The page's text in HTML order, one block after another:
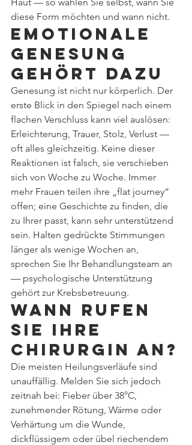
diese Form möchten und wann nicht.
Emotionale
Genesung
gehört dazu
Genesung ist nicht nur körperlich. Der
erste Blick in den Spiegel nach einem
flachen Verschluss kann viel auslösen:
Erleichterung, Trauer, Stolz, Verlust —
oft alles gleichzeitig. Keine dieser
Reaktionen ist falsch, sie verschieben
sich von Woche zu Woche. Immer
mehr Frauen teilen ihre „flat journey“
offen; eine Geschichte zu finden, die
zu Ihrer passt, kann sehr unterstützend
sein. Halten gedrückte Stimmungen
länger als wenige Wochen an,
sprechen Sie Ihr Behandlungsteam an
— psychologische Unterstützung
gehört zur Krebsbetreuung.
Wann rufen
Sie Ihre
Chirurgin an?
Die meisten Heilungsverläufe sind
unauffällig. Melden Sie sich jedoch
zeitnah bei: Fieber über 38°C,
zunehmender Rötung, Wärme oder
Verhärtung um die Wunde,
dickflüssigem oder übel riechendem